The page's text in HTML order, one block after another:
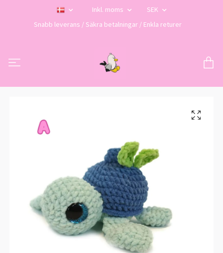
Inkl. moms
SEK
Snabb leverans / Säkra betalningar / Enkla returer